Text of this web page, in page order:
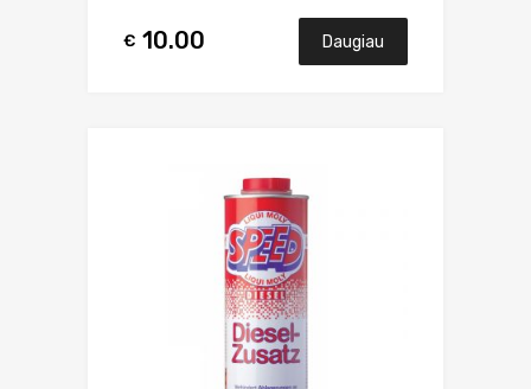
€ 10.00 Daugiau